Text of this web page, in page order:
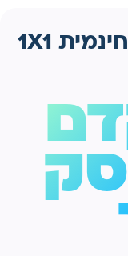
מזמינה אותך לשיחה חינמית 1X1